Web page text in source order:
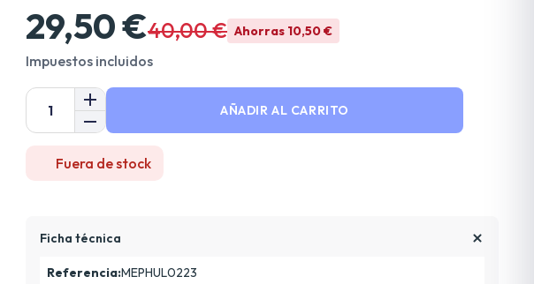
29,50 €40,00 € Ahorras 10,50 €
Impuestos incluidos
AÑADIR AL CARRITO
Fuera de stock
Ficha técnica
Referencia:MEPHUL0223